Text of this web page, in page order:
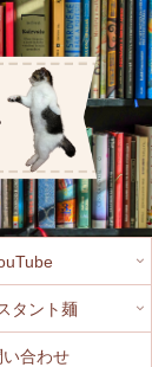
タント麺
い合わせ